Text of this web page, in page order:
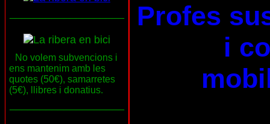
No volem subvencions i
ens mantenim amb les
quotes (50€), samarretes
(5€), llibres i donatius.
Profes
i